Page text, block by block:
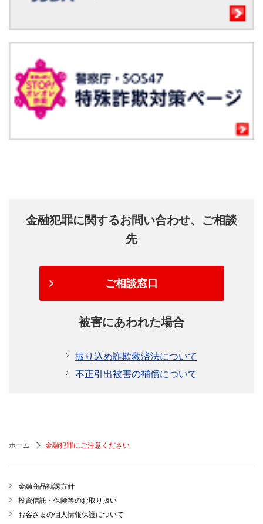
金融犯罪に関するお問い合わせ、ご相談
先
ご相談窓口
被害にあわれた場合
振り込め詐欺救済法について
不正引出被害の補償について
ホーム 金融犯罪にご注意ください
金融商品勧誘方針
投資信託・保険等のお取り扱い
お客さまの個人情報保護について